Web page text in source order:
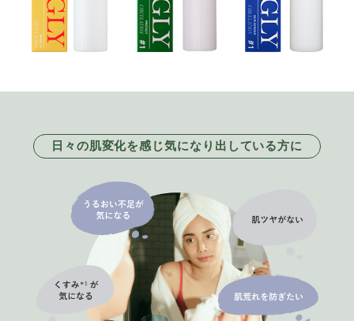
日々の肌変化を感じ気になり出している方に